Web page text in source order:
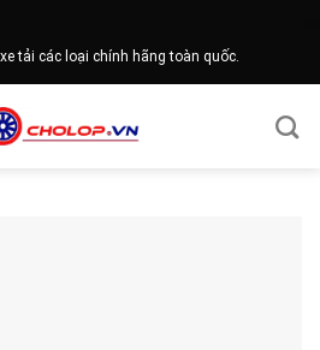
tải các loại chính hãng toàn quốc.